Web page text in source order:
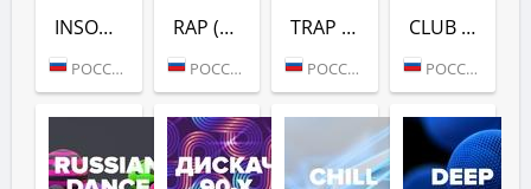
INSOMNIA (DFM)
РОССИЯ (МОСКВА)
RAP (DFM)
РОССИЯ (МОСКВА)
TRAP (DFM)
РОССИЯ (МОСКВА)
CLUB (DFM)
РОССИЯ (МОСКВА)